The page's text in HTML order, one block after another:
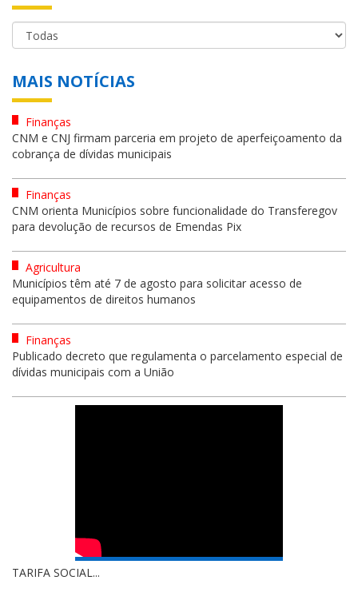
MAIS NOTÍCIAS
Finanças
CNM e CNJ firmam parceria em projeto de aperfeiçoamento da
cobrança de dívidas municipais
Finanças
CNM orienta Municípios sobre funcionalidade do Transferegov
para devolução de recursos de Emendas Pix
Agricultura
Municípios têm até 7 de agosto para solicitar acesso de
equipamentos de direitos humanos
Finanças
Publicado decreto que regulamenta o parcelamento especial de
dívidas municipais com a União
TARIFA SOCIAL...